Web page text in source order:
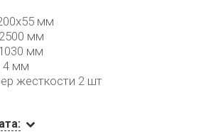
мм
мм
мм
4 мм
жесткости 2 шт